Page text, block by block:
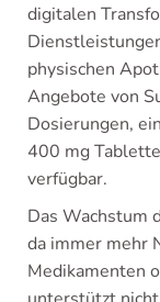
digitalen
physischen
Angebote von
Dosierungen,
400 mg
verfügbar.
Das Wachstum
da immer mehr
Medikamenten